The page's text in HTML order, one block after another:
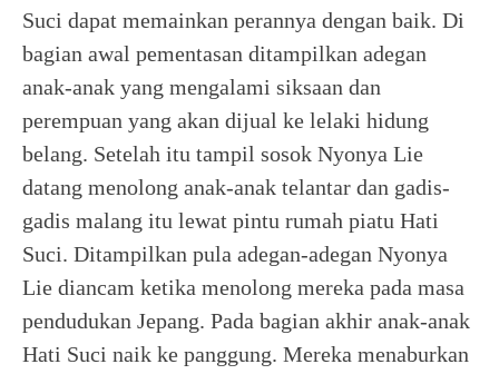
Suci dapat memainkan perannya dengan baik. Di
bagian awal pementasan ditampilkan adegan
anak-anak yang mengalami siksaan dan
perempuan yang akan dijual ke lelaki hidung
belang. Setelah itu tampil sosok Nyonya Lie
datang menolong anak-anak telantar dan gadis-
gadis malang itu lewat pintu rumah piatu Hati
Suci. Ditampilkan pula adegan-adegan Nyonya
Lie diancam ketika menolong mereka pada masa
pendudukan Jepang. Pada bagian akhir anak-anak
Hati Suci naik ke panggung. Mereka menaburkan